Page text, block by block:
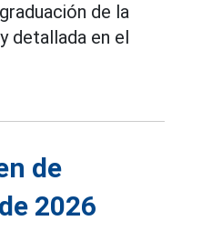
de la
detallada en el
de
2026